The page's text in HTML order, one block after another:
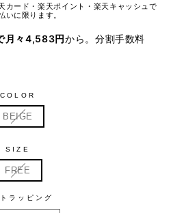
ード・楽天ポイント・楽天キャッシュで
いに限ります。
月々4,583円から。分割手数料
COLOR
BEIGE
SIZE
FREE
ラッピング